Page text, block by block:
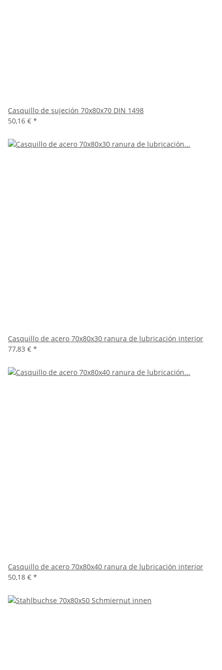
Casquillo de sujeción 70x80x70 DIN 1498
50,16 € *
Casquillo de acero 70x80x30 ranura de lubricación interior
77,83 € *
Casquillo de acero 70x80x40 ranura de lubricación interior
50,18 € *